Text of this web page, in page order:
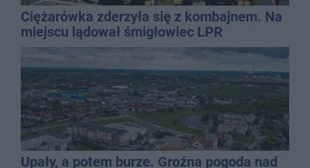
Ciężarówka zderzyła się z kombajnem. Na
miejscu lądował śmigłowiec LPR
Upały, a potem burze. Groźna pogoda nad